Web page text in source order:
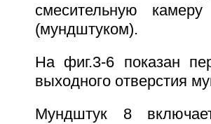
смесительную
(мундштуком).
На фиг.3-6 показан
выходного отверстия
Мундштук 8